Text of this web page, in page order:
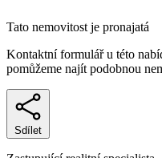
Tato nemovitost je pronajatá
Kontaktní formulář u této
pomůžeme najít podobnou
Sdílet